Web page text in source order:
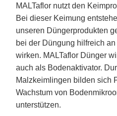
MALTaflor nutzt den
Bei dieser Keimung
unseren Düngerprodukten
bei der Düngung hilfreich
wirken. MALTaflor Dünger
auch als Bodenaktivator.
Malzkeimlingen bilden sich
Wachstum von
unterstützen.